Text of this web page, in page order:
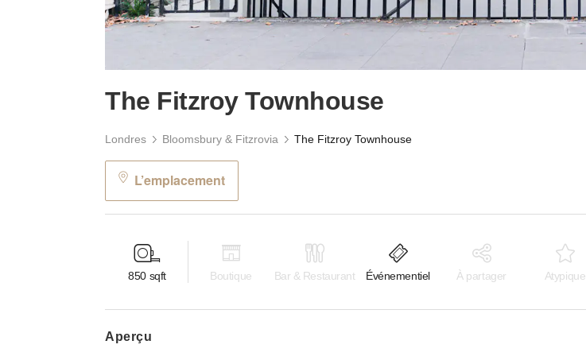
The Fitzroy Townhouse
Londres Bloomsbury & Fitzrovia The Fitzroy Townhouse
L’emplacement
850 sqft Boutique Bar & Restaurant Événementiel À partager Atypique
aperçu